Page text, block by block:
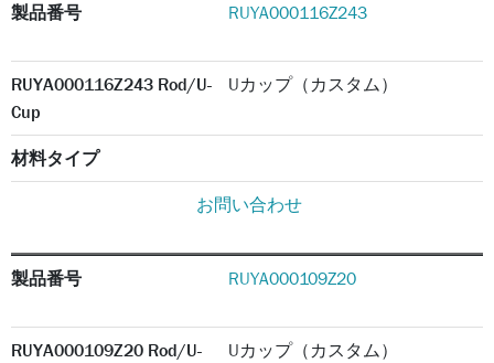
製品番号 RUYA000116Z243
RUYA000116Z243 Rod/U-
Cup
Uカップ（カスタム）
材料タイプ
お問い合わせ
製品番号 RUYA000109Z20
RUYA000109Z20 Rod/U-
Uカップ（カスタム）